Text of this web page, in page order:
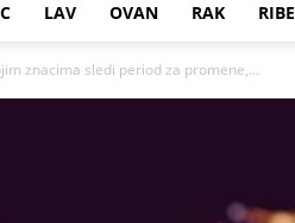
LAV OVAN RAK RIBE
znacima sledi period za promene,...